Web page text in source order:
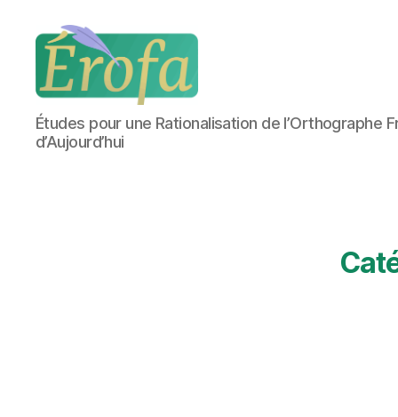
Érofa
Études pour une Rationalisation de l’Orthographe
d’Aujourd’hui